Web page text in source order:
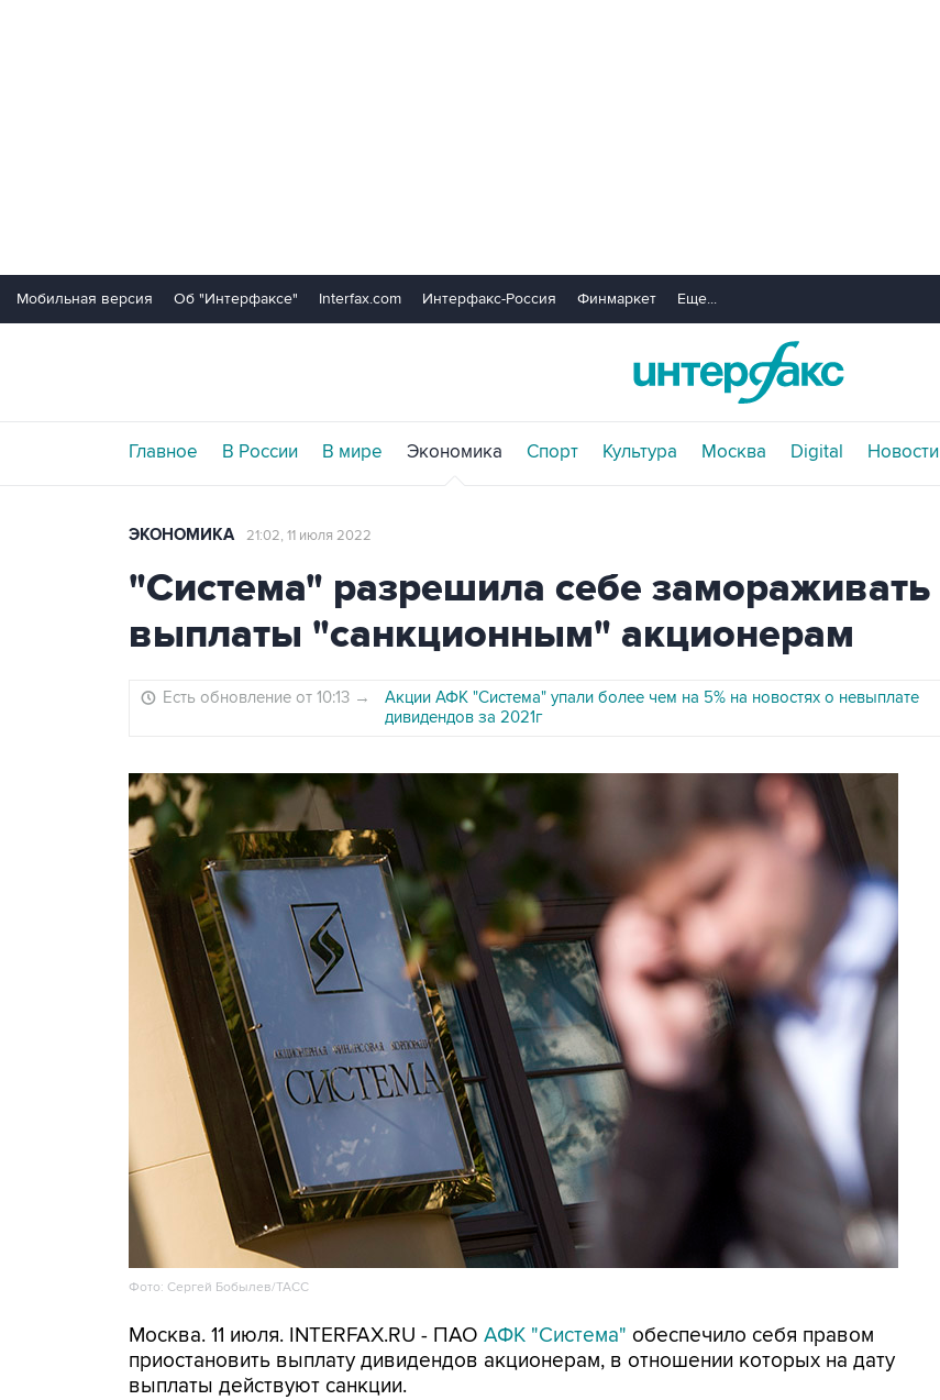
Мобильная версия Об "Интерфаксе" Interfax.com Интерфакс-Россия Финмаркет Еще...
Главное В России В мире Экономика Спорт Культура Москва Digital Новости
ЭКОНОМИКА 21:02, 11 июля 2022
"Система" разрешила себе замораживать
выплаты "санкционным" акционерам
Есть обновление от 10:13 →
Акции АФК "Система" упали более чем на 5% на новостях о невыплате
дивидендов за 2021г
Фото: Сергей Бобылев/ТАСС
Москва. 11 июля. INTERFAX.RU - ПАО АФК "Система" обеспечило себя правом
приостановить выплату дивидендов акционерам, в отношении которых на дату
выплаты действуют санкции.